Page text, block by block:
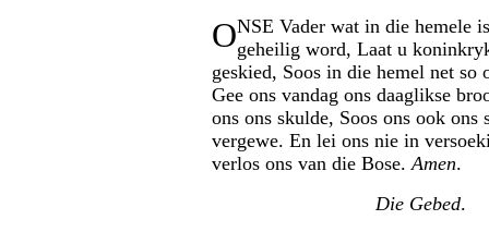
ONSE Vader wat in die hemele
geheilig word, Laat u
geskied, Soos in die hemel net so
Gee ons vandag ons daaglikse
ons ons skulde, Soos ons ook ons
vergewe. En lei ons nie in
verlos ons van die Bose.Amen.
Die Gebed.